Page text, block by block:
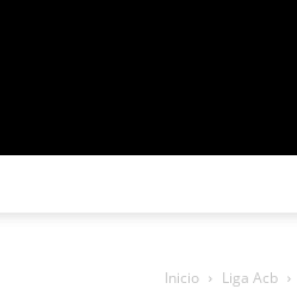
Inicio Liga Acb